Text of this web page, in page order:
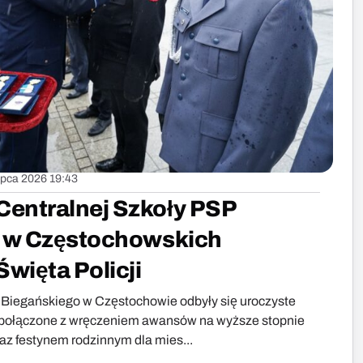
2026 19:43
Szkoły PSP
Częstochowskich
Policji
w Częstochowie odbyły się uroczyste
z wręczeniem awansów na wyższe stopnie
festynem rodzinnym dla mies...